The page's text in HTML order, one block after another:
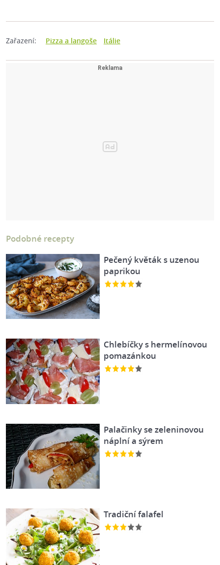
Zařazení: Pizza a langoše Itálie
Podobné recepty
Pečený květák s uzenou
paprikou
Chlebíčky s hermelínovou
pomazánkou
Palačinky se zeleninovou
náplní a sýrem
Tradiční falafel